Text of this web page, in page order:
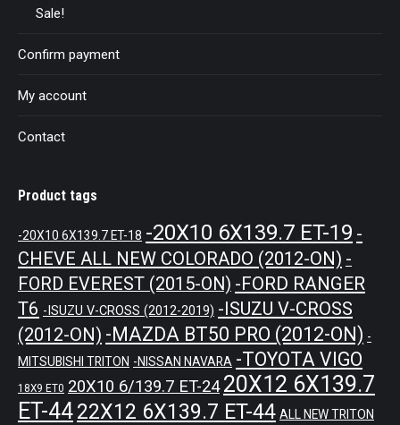
Sale!
Confirm payment
My account
Contact
Product tags
-20X10 6X139.7 ET-18 -20X10 6X139.7 ET-19 -
CHEVE ALL NEW COLORADO (2012-ON) -
FORD EVEREST (2015-ON) -FORD RANGER
T6 -ISUZU V-CROSS (2012-2019) -ISUZU V-CROSS
(2012-ON) -MAZDA BT50 PRO (2012-ON) -
MITSUBISHI TRITON -NISSAN NAVARA -TOYOTA VIGO
18X9 ET0 20X10 6/139.7 ET-24 20X12 6X139.7
ET-4422X12 6X139.7 ET-44 ALL NEW TRITON